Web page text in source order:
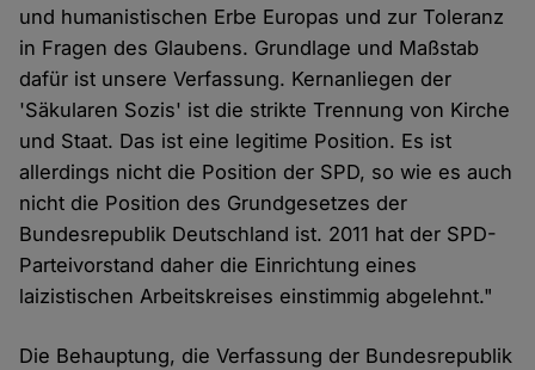
und humanistischen Erbe Europas und zur Toleranz
in Fragen des Glaubens. Grundlage und Maßstab
dafür ist unsere Verfassung. Kernanliegen der
'Säkularen Sozis' ist die strikte Trennung von Kirche
und Staat. Das ist eine legitime Position. Es ist
allerdings nicht die Position der SPD, so wie es auch
nicht die Position des Grundgesetzes der
Bundesrepublik Deutschland ist. 2011 hat der SPD-
Parteivorstand daher die Einrichtung eines
laizistischen Arbeitskreises einstimmig abgelehnt."
Die Behauptung, die Verfassung der Bundesrepublik